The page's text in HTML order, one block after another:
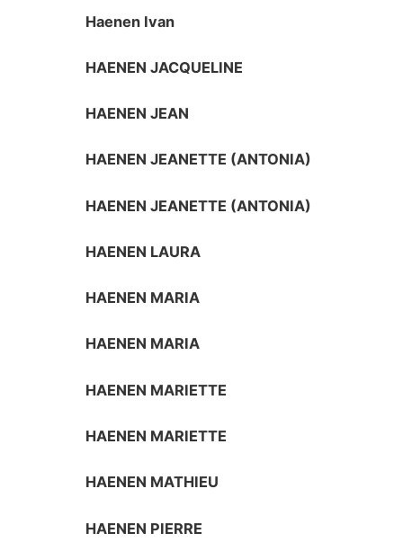
Haenen Ivan
HAENEN JACQUELINE
HAENEN JEAN
HAENEN JEANETTE (ANTONIA)
HAENEN JEANETTE (ANTONIA)
HAENEN LAURA
HAENEN MARIA
HAENEN MARIA
HAENEN MARIETTE
HAENEN MARIETTE
HAENEN MATHIEU
HAENEN PIERRE